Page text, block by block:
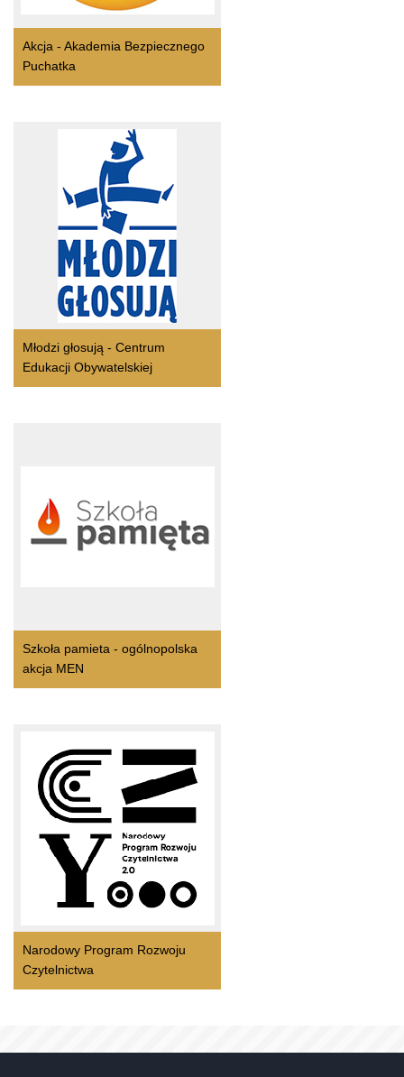
Akcja - Akademia Bezpiecznego
Puchatka
Młodzi głosują - Centrum
Edukacji Obywatelskiej
Szkoła pamieta - ogólnopolska
akcja MEN
Narodowy Program Rozwoju
Czytelnictwa